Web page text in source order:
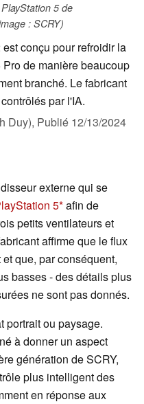
5 de
: SCRY)
conçu pour refroidir la
de manière beaucoup
branché. Le fabricant
par l'IA.
Duy), Publié 12/13/2024
externe qui se
5 afin de
petits ventilateurs et
affirme que le flux
que, par conséquent,
basses - des détails plus
ne sont pas donnés.
portrait ou paysage.
à donner un aspect
génération de SCRY,
plus intelligent des
en réponse aux